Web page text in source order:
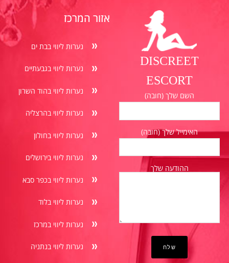
DISCREET
ESCORT
השם שלך (חובה)
האימייל שלך (חובה)
ההודעה שלך
אזור המרכז
נערות ליווי בבת ים
נערות ליווי בגבעתיים
נערות ליווי בהוד השרון
נערות ליווי בהרצליה
נערות ליווי בחולון
נערות ליווי בירושלים
נערות ליווי בכפר סבא
נערות ליווי בלוד
נערות ליווי במרכז
נערות ליווי בנתניה